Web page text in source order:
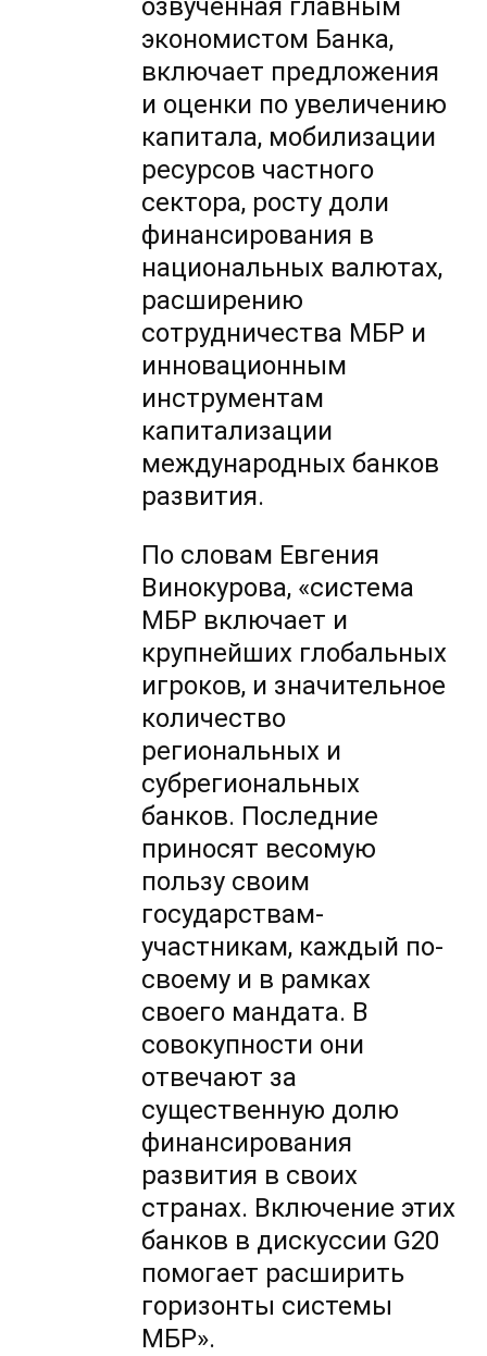
озвученная главным
экономистом Банка,
включает предложения
и оценки по увеличению
капитала, мобилизации
ресурсов частного
сектора, росту доли
финансирования в
национальных валютах,
расширению
сотрудничества МБР и
инновационным
инструментам
капитализации
международных банков
развития.
По словам Евгения
Винокурова, «система
МБР включает и
крупнейших глобальных
игроков, и значительное
количество
региональных и
субрегиональных
банков. Последние
приносят весомую
пользу своим
государствам-
участникам, каждый по-
своему и в рамках
своего мандата. В
совокупности они
отвечают за
существенную долю
финансирования
развития в своих
странах. Включение этих
банков в дискуссии G20
помогает расширить
горизонты системы
МБР».